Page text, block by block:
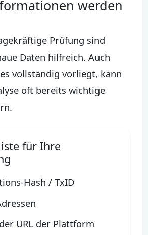
werden
Prüfung sind
Daten hilfreich. Auch
vollständig vorliegt, kann
oft bereits wichtige
für Ihre
Hash / TxID
URL der Plattform